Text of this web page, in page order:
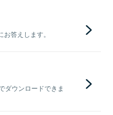
答えします。
ダウンロードできま